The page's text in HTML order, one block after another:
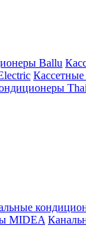
Ballu
MIDEA